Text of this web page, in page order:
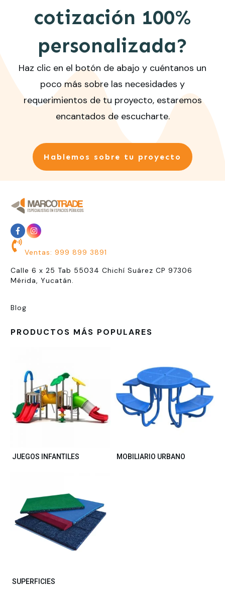
cotización 100%
personalizada?
Haz clic en el botón de abajo y cuéntanos un
poco más sobre las necesidades y
requerimientos de tu proyecto, estaremos
encantados de escucharte.
Hablemos sobre tu proyecto
Ventas: 999 899 3891
Calle 6 x 25 Tab 55034 Chichí Suárez CP 97306
Mérida, Yucatán.
Blog
PRODUCTOS MÁS POPULARES
JUEGOS INFANTILES MOBILIARIO URBANO
SUPERFICIES